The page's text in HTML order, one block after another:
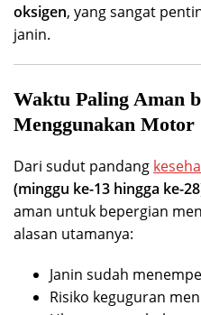
oksigen, yang sangat
janin.
Waktu Paling Aman
Menggunakan Motor
Dari sudut pandang
(minggu ke-13 hingga ke-
aman untuk bepergian
alasan utamanya:
Janin sudah
Risiko keguguran